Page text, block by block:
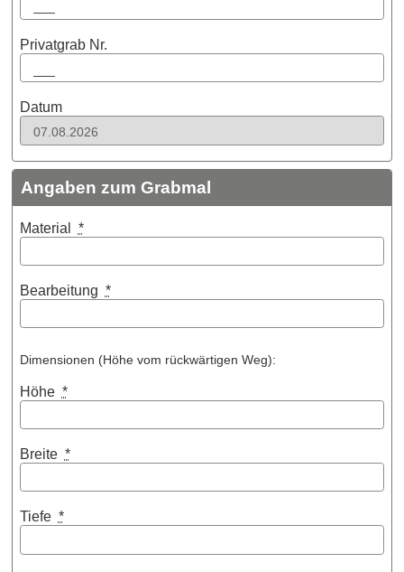
Privatgrab Nr.
Datum
Angaben zum Grabmal
Material *
Bearbeitung *
Dimensionen (Höhe vom rückwärtigen Weg):
Höhe *
Breite *
Tiefe *